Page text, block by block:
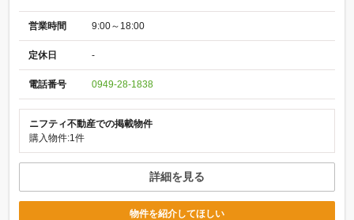
営業時間 9:00～18:00
定休日 -
電話番号 0949-28-1838
ニフティ不動産での掲載物件
購入物件:1件
詳細を見る
物件を紹介してほしい